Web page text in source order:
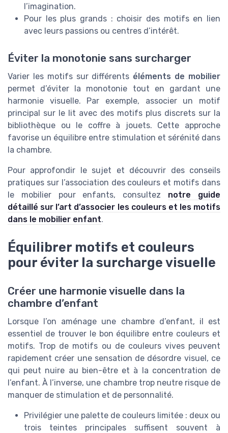
l’imagination.
Pour les plus grands : choisir des motifs en lien
avec leurs passions ou centres d’intérêt.
Éviter la monotonie sans surcharger
Varier les motifs sur différents éléments de mobilier
permet d’éviter la monotonie tout en gardant une
harmonie visuelle. Par exemple, associer un motif
principal sur le lit avec des motifs plus discrets sur la
bibliothèque ou le coffre à jouets. Cette approche
favorise un équilibre entre stimulation et sérénité dans
la chambre.
Pour approfondir le sujet et découvrir des conseils
pratiques sur l’association des couleurs et motifs dans
le mobilier pour enfants, consultez notre guide
détaillé sur l’art d’associer les couleurs et les motifs
dans le mobilier enfant.
Équilibrer motifs et couleurs
pour éviter la surcharge visuelle
Créer une harmonie visuelle dans la
chambre d’enfant
Lorsque l’on aménage une chambre d’enfant, il est
essentiel de trouver le bon équilibre entre couleurs et
motifs. Trop de motifs ou de couleurs vives peuvent
rapidement créer une sensation de désordre visuel, ce
qui peut nuire au bien-être et à la concentration de
l’enfant. À l’inverse, une chambre trop neutre risque de
manquer de stimulation et de personnalité.
Privilégier une palette de couleurs limitée : deux ou
trois teintes principales suffisent souvent à